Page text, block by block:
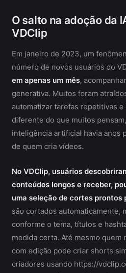
O salto na adoção da
VDClip
Em janeiro de 2023, um
número de novos usuários do
em apenas um mês,
generativa. Muitos foram
automatizar tarefas repetitivas e
diferente do que muitos
inteligência artificial havia anos
de quem cria vídeos.
No VDClip, usuários
conteúdos longos e receber,
uma seleção de cortes prontos
são cortados automaticamente,
conforme o tema, títulos e
medida certa. Até mesmo quem
com edição pode criar shorts
criadores usando https://